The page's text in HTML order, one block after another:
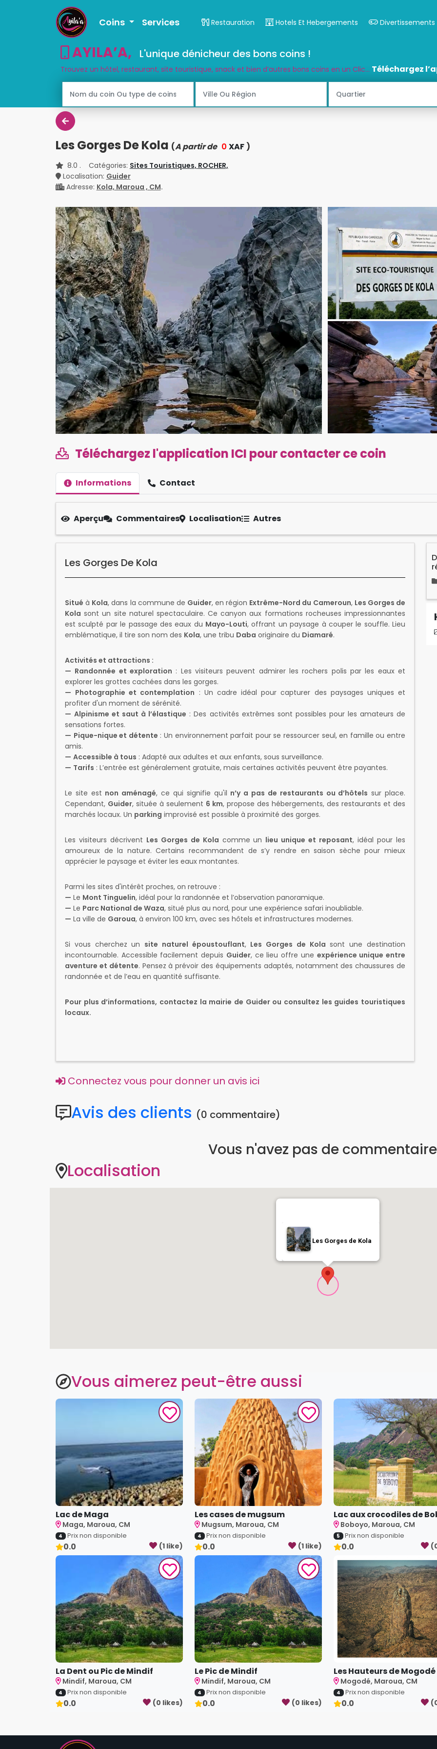
Coins Services Restauration Hotels Et Hebergements Divertissements
AYILA’A, L'unique dénicheur des bons coins !
Trouvez un hôtel, restaurant, site touristique, snack et bien d’autres bons coins en un Clic... Téléchargez
Les Gorges De Kola (A partir de 0 XAF )
8.0 . Catégories: Sites Touristiques, ROCHER,
Localisation: Guider
Adresse: Kola, Maroua , CM.
Téléchargez l'application ICI pour contacter ce coin
Informations Contact
Aperçu Commentaires Localisation Autres
Les Gorges De Kola
Situé à Kola, dans la commune de Guider, en région Extrême-Nord du Cameroun, Les Gorges de
Kola sont un site naturel spectaculaire. Ce canyon aux formations rocheuses impressionnantes
est sculpté par le passage des eaux du Mayo-Louti, offrant un paysage à couper le souffle. Lieu
emblématique, il tire son nom des Kola, une tribu Daba originaire du Diamaré.
Activités et attractions :
— Randonnée et exploration : Les visiteurs peuvent admirer les rochers polis par les eaux et
explorer les grottes cachées dans les gorges.
— Photographie et contemplation : Un cadre idéal pour capturer des paysages uniques et
profiter d'un moment de sérénité.
— Alpinisme et saut à l’élastique : Des activités extrêmes sont possibles pour les amateurs de
sensations fortes.
— Pique-nique et détente : Un environnement parfait pour se ressourcer seul, en famille ou entre
amis.
— Accessible à tous : Adapté aux adultes et aux enfants, sous surveillance.
— Tarifs : L’entrée est généralement gratuite, mais certaines activités peuvent être payantes.
Le site est non aménagé, ce qui signifie qu'il n’y a pas de restaurants ou d’hôtels sur place.
Cependant, Guider, située à seulement 6 km, propose des hébergements, des restaurants et des
marchés locaux. Un parking improvisé est possible à proximité des gorges.
Les visiteurs décrivent Les Gorges de Kola comme un lieu unique et reposant, idéal pour les
amoureux de la nature. Certains recommandent de s’y rendre en saison sèche pour mieux
apprécier le paysage et éviter les eaux montantes.
Parmi les sites d'intérêt proches, on retrouve :
— Le Mont Tinguelin, idéal pour la randonnée et l’observation panoramique.
— Le Parc National de Waza, situé plus au nord, pour une expérience safari inoubliable.
— La ville de Garoua, à environ 100 km, avec ses hôtels et infrastructures modernes.
Si vous cherchez un site naturel époustouflant, Les Gorges de Kola sont une destination
incontournable. Accessible facilement depuis Guider, ce lieu offre une expérience unique entre
aventure et détente. Pensez à prévoir des équipements adaptés, notamment des chaussures de
randonnée et de l’eau en quantité suffisante.
Pour plus d’informations, contactez la mairie de Guider ou consultez les guides touristiques
locaux.
Connectez vous pour donner un avis ici
Avis des clients (0 commentaire)
Vous n'avez pas de
Localisation
Les Gorges de Kola
Vous aimerez peut-être aussi
Lac de Maga
Maga, Maroua, CM
4 Prix non disponible
0.0 (1 like)
Les cases de mugsum
Mugsum, Maroua, CM
4 Prix non disponible
0.0 (1 like)
Lac aux crocodiles de
Boboyo, Maroua, CM
5 Prix non disponible
0.0 (
La Dent ou Pic de Mindif
Mindif, Maroua, CM
4 Prix non disponible
0.0 (0 likes)
Le Pic de Mindif
Mindif, Maroua, CM
4 Prix non disponible
0.0 (0 likes)
Les Hauteurs de Mogodé
Mogodé, Maroua, CM
4 Prix non disponible
0.0 (